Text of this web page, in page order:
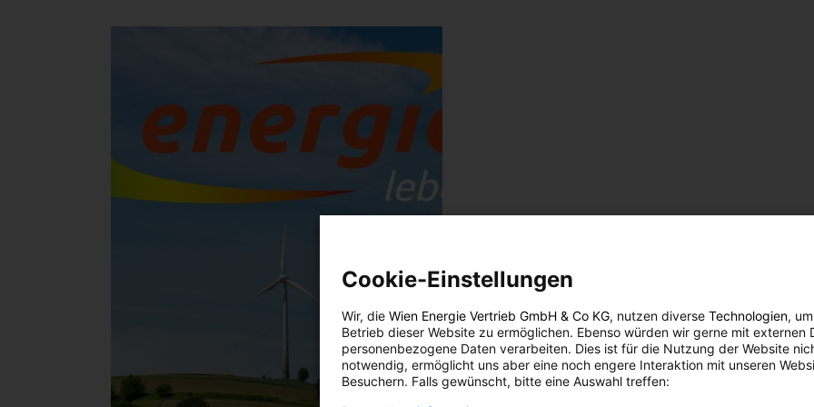
Cookie-Einstellungen
Wir, die Wien Energie Vertrieb GmbH & Co KG, nutzen diverse Technologien,
Betrieb dieser Website zu ermöglichen. Ebenso würden wir gerne mit externen
personenbezogene Daten verarbeiten. Dies ist für die Nutzung der Website
notwendig, ermöglicht uns aber eine noch engere Interaktion mit unseren
Besuchern. Falls gewünscht, bitte eine Auswahl treffen: